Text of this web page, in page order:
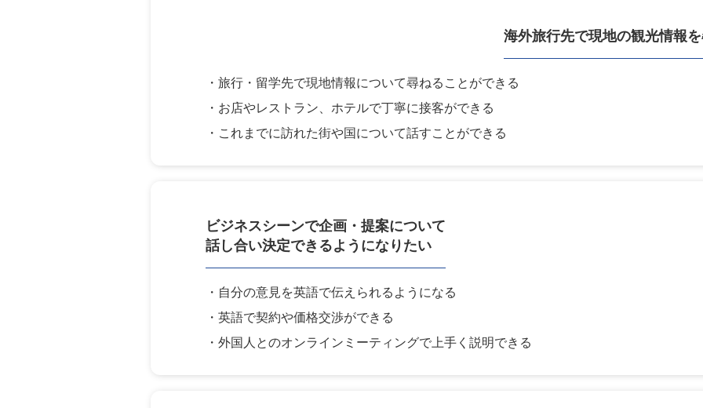
海外旅行先で現地の観光情報
・旅行・留学先で現地情報について尋ねることができる
・お店やレストラン、ホテルで丁寧に接客ができる
・これまでに訪れた街や国について話すことができる
ビジネスシーンで企画・提案について
話し合い決定できるようになりたい
・自分の意見を英語で伝えられるようになる
・英語で契約や価格交渉ができる
・外国人とのオンラインミーティングで上手く説明できる